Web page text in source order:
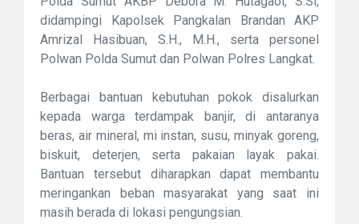
didampingi Kapolsek Pangkalan Brandan AKP
Amrizal Hasibuan, S.H., M.H., serta personel
Polwan Polda Sumut dan Polwan Polres Langkat.
Berbagai bantuan kebutuhan pokok disalurkan
kepada warga terdampak banjir, di antaranya
beras, air mineral, mi instan, susu, minyak goreng,
biskuit, deterjen, serta pakaian layak pakai.
Bantuan tersebut diharapkan dapat membantu
meringankan beban masyarakat yang saat ini
masih berada di lokasi pengungsian.